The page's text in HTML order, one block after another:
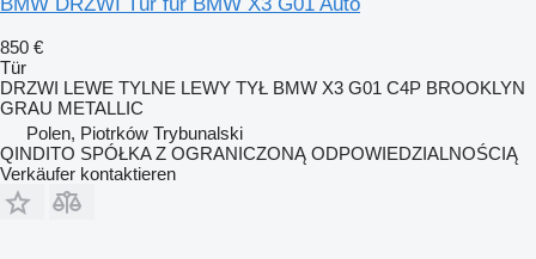
850 €
Tür
DRZWI LEWE TYLNE LEWY TYŁ BMW X3 G01 C4P BROOKLYN
GRAU METALLIC
Polen, Piotrków Trybunalski
QINDITO SPÓŁKA Z OGRANICZONĄ ODPOWIEDZIALNOŚCIĄ
Verkäufer kontaktieren